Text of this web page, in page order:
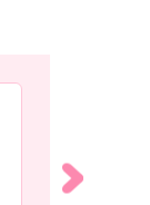
時給:1,450円
デイサービス